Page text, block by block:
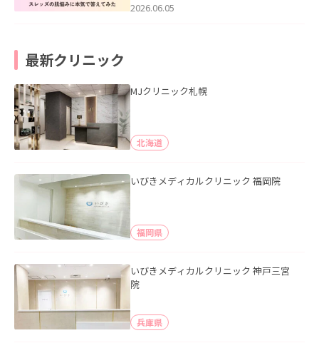
2026.06.05
最新クリニック
MJクリニック札幌
北海道
いびきメディカルクリニック 福岡院
福岡県
いびきメディカルクリニック 神戸三宮
院
兵庫県